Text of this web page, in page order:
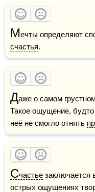
Мечты
счастья.
Даже о самом
Такое ощущение, будто
неё не смогло отнять
Счастье заключается
острых ощущениях